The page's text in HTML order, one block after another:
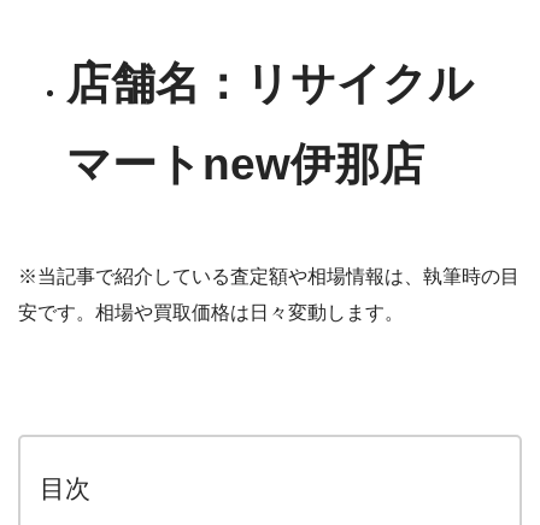
店舗名：リサイクル
マートnew伊那店
※当記事で紹介している査定額や相場情報は、執筆時の目
安です。相場や買取価格は日々変動します。
目次